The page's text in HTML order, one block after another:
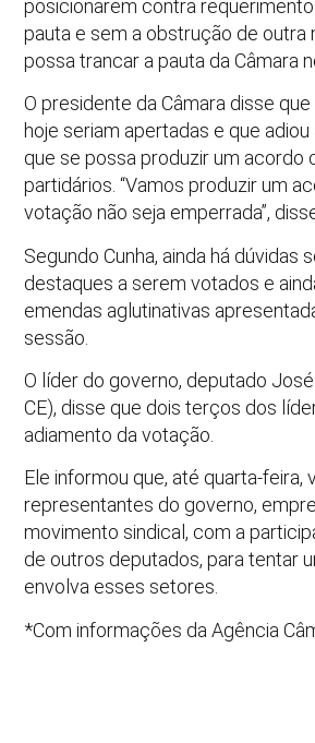
posicionarem contra
pauta e sem a obstrução de outra
possa trancar a pauta da Câmara
O presidente da Câmara disse
hoje seriam apertadas e que
que se possa produzir um acordo
partidários. “Vamos produzir um
votação não seja emperrada”,
Segundo Cunha, ainda há dúvidas
destaques a serem votados e
emendas aglutinativas
sessão.
O líder do governo, deputado
CE), disse que dois terços dos
adiamento da votação.
Ele informou que, até quarta-feira,
representantes do governo,
movimento sindical, com a
de outros deputados, para tentar
envolva esses setores.
*Com informações da Agência